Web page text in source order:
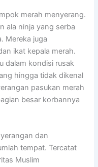
merah menyerang.
ala ninja yang serba
Mereka juga
ikat kepala merah.
dalam kondisi rusak
hingga tidak dikenal
pasukan merah
besar korbannya
dan
tempat. Tercatat
Muslim